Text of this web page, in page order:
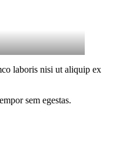
laboris nisi ut aliquip ex
sem egestas.